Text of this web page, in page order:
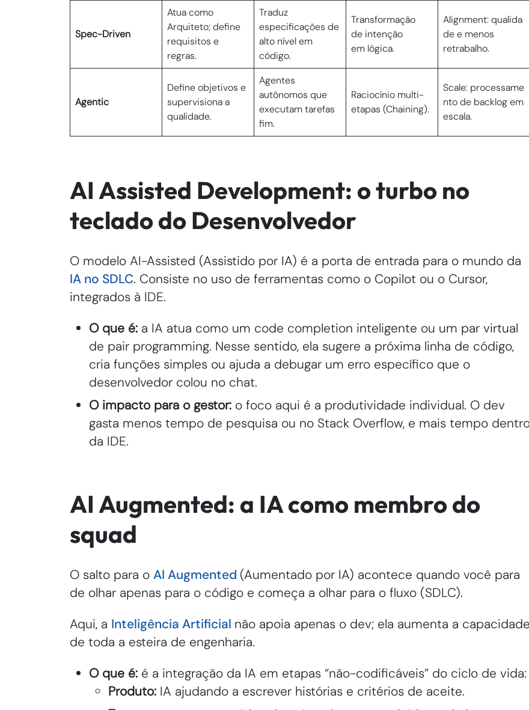
Spec-Driven
Atua como
Arquiteto; define
requisitos e
regras.
Traduz
especificações de
alto nível em
código.
Transformação
de intenção
em lógica.
Alignment: qualida
de e menos
retrabalho.
Agentic
Define objetivos e
supervisiona a
qualidade.
Agentes
autônomos que
executam tarefas
fim.
Raciocínio multi-
etapas (Chaining).
Scale: processame
nto de backlog em
escala.
AI Assisted Development: o turbo no
teclado do Desenvolvedor
O modelo AI-Assisted (Assistido por IA) é a porta de entrada para o mundo da
IA no SDLC. Consiste no uso de ferramentas como o Copilot ou o Cursor,
integrados à IDE.
O que é: a IA atua como um code completion inteligente ou um par virtual
de pair programming. Nesse sentido, ela sugere a próxima linha de código,
cria funções simples ou ajuda a debugar um erro específico que o
desenvolvedor colou no chat.
O impacto para o gestor: o foco aqui é a produtividade individual. O dev
gasta menos tempo de pesquisa ou no Stack Overflow, e mais tempo
da IDE.
AI Augmented: a IA como membro do
squad
O salto para o AI Augmented (Aumentado por IA) acontece quando você para
de olhar apenas para o código e começa a olhar para o fluxo (SDLC).
Aqui, a Inteligência Artificial não apoia apenas o dev; ela aumenta a capacidade
de toda a esteira de engenharia.
O que é: é a integração da IA em etapas “não-codificáveis” do ciclo de vida:
Produto: IA ajudando a escrever histórias e critérios de aceite.